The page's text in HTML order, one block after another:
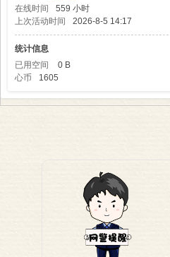
在线时间
559 小时
上次活动时间
2026-8-5 14:17
统计信息
已用空间
0 B
心币
1605